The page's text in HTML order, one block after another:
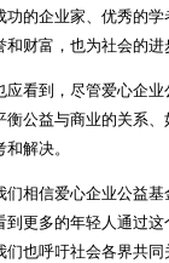
功的企业家、优秀的
财富，也为社会的进
应看到，尽管爱心企
衡公益与商业的关系
解决。
们相信爱心企业公益
到更多的年轻人通过
们也呼吁社会各界共